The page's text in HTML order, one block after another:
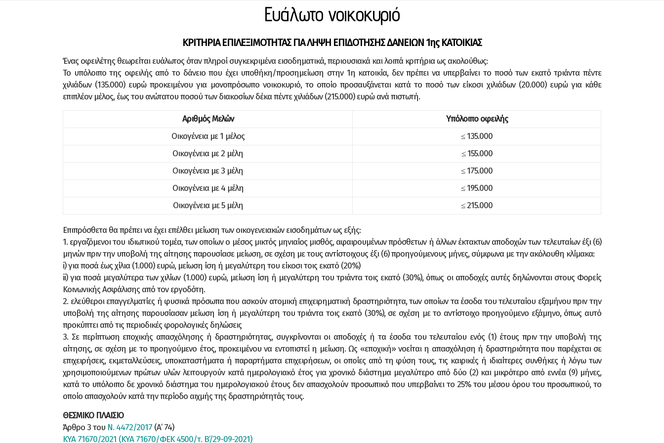
Ευάλωτο νοικοκυριό
ΚΡΙΤΗΡΙΑ ΕΠΙΛΕΞΙΜΟΤΗΤΑΣ ΓΙΑ ΛΗΨΗ ΕΠΙΔΟΤΗΣΗΣ ΔΑΝΕΙΩΝ 1ης ΚΑΤΟΙΚΙΑΣ
Ένας οφειλέτης θεωρείται ευάλωτος όταν πληροί συγκεκριμένα εισοδηματικά, περιουσιακά και λοιπά κριτήρια ως ακολούθως:
Το υπόλοιπο της οφειλής από το δάνειο που έχει υποθήκη/προσημείωση στην 1η κατοικία, δεν πρέπει να υπερβαίνει το ποσό των εκατό τριάντα πέντε
χιλιάδων (135.000) ευρώ προκειμένου για μονοπρόσωπο νοικοκυριό, το οποίο προσαυξάνεται κατά το ποσό των είκοσι χιλιάδων (20.000) ευρώ για κάθε
επιπλέον μέλος, έως του ανώτατου ποσού των διακοσίων δέκα πέντε χιλιάδων (215.000) ευρώ ανά πιστωτή.
Αριθμός Μελών
Υπόλοιπο οφειλής
Οικογένεια με 1 μέλος
≤ 135.000
Οικογένεια με 2 μέλη
≤ 155.000
Οικογένεια με 3 μέλη
≤ 175.000
Οικογένεια με 4 μέλη
≤ 195.000
Οικογένεια με 5 μέλη
≤ 215.000
Επιπρόσθετα θα πρέπει να έχει επέλθει μείωση των οικογενειακών εισοδημάτων ως εξής:
1. εργαζόμενοι του ιδιωτικού τομέα, των οποίων ο μέσος μικτός μηνιαίος μισθός, αφαιρουμένων πρόσθετων ή άλλων έκτακτων αποδοχών των τελευταίων έξι (6)
μηνών πριν την υποβολή της αίτησης παρουσίασε μείωση, σε σχέση με τους αντίστοιχους έξι (6) προηγούμενους μήνες, σύμφωνα με την ακόλουθη κλίμακα:
i) για ποσά έως χίλια (1.000) ευρώ, μείωση ίση ή μεγαλύτερη του είκοσι τοις εκατό (20%)
ii) για ποσά μεγαλύτερα των χιλίων (1.000) ευρώ, μείωση ίση ή μεγαλύτερη του τριάντα τοις εκατό (30%), όπως οι αποδοχές αυτές δηλώνονται στους Φορείς
Κοινωνικής Ασφάλισης από τον εργοδότη.
2. ελεύθεροι επαγγελματίες ή φυσικά πρόσωπα που ασκούν ατομική επιχειρηματική δραστηριότητα, των οποίων τα έσοδα του τελευταίου εξαμήνου πριν την
υποβολή της αίτησης παρουσίασαν μείωση ίση ή μεγαλύτερη του τριάντα τοις εκατό (30%), σε σχέση με το αντίστοιχο προηγούμενο εξάμηνο, όπως αυτό
προκύπτει από τις περιοδικές φορολογικές δηλώσεις
3. Σε περίπτωση εποχικής απασχόλησης ή δραστηριότητας, συγκρίνονται οι αποδοχές ή τα έσοδα του τελευταίου ενός (1) έτους πριν την υποβολή της
αίτησης, σε σχέση με το προηγούμενο έτος, προκειμένου να εντοπιστεί η μείωση. Ως «εποχική» νοείται η απασχόληση ή δραστηριότητα που παρέχεται σε
επιχειρήσεις, εκμεταλλεύσεις, υποκαταστήματα ή παραρτήματα επιχειρήσεων, οι οποίες από τη φύση τους, τις καιρικές ή ιδιαίτερες συνθήκες ή λόγω των
χρησιμοποιούμενων πρώτων υλών λειτουργούν κατά ημερολογιακό έτος για χρονικό διάστημα μεγαλύτερο από δύο (2) και μικρότερο από εννέα (9) μήνες,
κατά το υπόλοιπο δε χρονικό διάστημα του ημερολογιακού έτους δεν απασχολούν προσωπικό που υπερβαίνει το 25% του μέσου όρου του προσωπικού, το
οποίο απασχολούν κατά την περίοδο αιχμής της δραστηριότητάς τους.
ΘΕΣΜΙΚΟ ΠΛΑΙΣΙΟ
Άρθρο 3 του Ν. 4472/2017 (Α’ 74)
ΚΥΑ 71670/2021 (ΚΥΑ 71670/ΦΕΚ 4500/τ. Β’/29-09-2021)